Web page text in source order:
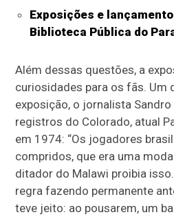
Exposições e
Biblioteca Pública do
Além dessas questões, a
curiosidades para os fãs. Um
exposição, o jornalista
registros do Colorado, atual
em 1974: “Os jogadores
compridos, que era uma
ditador do Malawi proibia
regra fazendo permanente
teve jeito: ao pousarem, um